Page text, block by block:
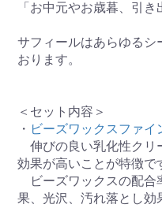
「お中元やお歳暮、引
サフィールはあらゆるシ
おります。
＜セット内容＞
・ ビーズワックスファイ
伸びの良い乳化性クリ
効果が高いことが特徴で
ビーズワックスの配合
果、光沢、汚れ落とし効